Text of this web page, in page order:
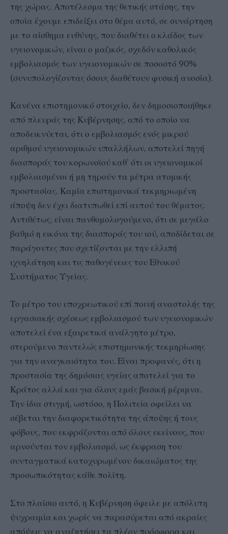
της χώρας. Αποτέλεσμα της θετικής στάσης, την
οποία έχουμε επιδείξει στο θέμα αυτό, σε συνάρτηση
με το αίσθημα ευθύνης, που διαθέτει ο κλάδος των
υγειονομικών, είναι ο μαζικός, σχεδόν καθολικός
εμβολιασμός των υγειονομικών σε ποσοστό 90%
(συνυπολογίζοντας όσους διαθέτουν φυσική ανοσία).
Κανένα επιστημονικό στοιχείο, δεν δημοσιοποιήθηκε
από πλευράς της Κυβέρνησης, από το οποίο να
αποδεικνύεται, ότι ο εμβολιασμός ενός μικρού
αριθμού υγειονομικών υπαλλήλων, αποτελεί πηγή
διασποράς του κορωνοϊού καθ’ ότι οι υγειονομικοί
εμβολιασμένοι ή μη τηρούν τα μέτρα ατομικής
προστασίας. Καμία επιστημονικά τεκμηριωμένη
άποψη δεν έχει διατυπωθεί επί αυτού του θέματος.
Αντιθέτως, είναι πανθομολογούμενο, ότι σε μεγάλο
βαθμό η εικόνα της διασποράς του ιού, αποδίδεται σε
παράγοντες που σχετίζονται με την ελλιπή
ιχνηλάτηση και τις παθογένειες του Εθνικού
Συστήματος Υγείας.
Το μέτρο του υποχρεωτικού επί ποινή αναστολής της
εργασιακής σχέσεως εμβολιασμού των υγειονομικών
αποτελεί ένα εξαιρετικά ανάλγητο μέτρο,
στερούμενο παντελώς επιστημονικής τεκμηρίωσης
για την αναγκαιότητα του. Είναι προφανές, ότι η
προστασία της δημόσιας υγείας αποτελεί για το
Κράτος αλλά και για όλους εμάς βασική μέριμνα.
Την ίδια στιγμή, ωστόσο, η Πολιτεία οφείλει να
σέβεται την διαφορετικότητα της άποψης ή τους
φόβους, που εκφράζονται από όλους εκείνους, που
αρνούνται τον εμβολιασμό, ως έκφραση του
συνταγματικά κατοχυρωμένου δικαιώματος της
προσωπικότητας κάθε πολίτη.
Στο πλαίσιο αυτό, η Κυβέρνηση όφειλε με απόλυτη
ψυχραιμία και χωρίς να παρασύρεται από ακραίες
απόψεις να αναζητήσει τα πλέον πρόσφορα και